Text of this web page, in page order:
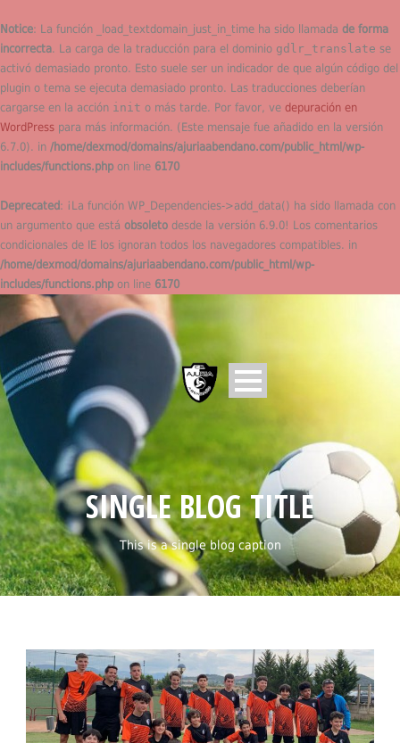
Notice: La función _load_textdomain_just_in_time ha sido llamada de forma
incorrecta. La carga de la traducción para el dominio gdlr_translate se
activó demasiado pronto. Esto suele ser un indicador de que algún código del
plugin o tema se ejecuta demasiado pronto. Las traducciones deberían
cargarse en la acción init o más tarde. Por favor, ve depuración en
WordPress para más información. (Este mensaje fue añadido en la versión
6.7.0). in /home/dexmod/domains/ajuriaabendano.com/public_html/wp-
includes/functions.phpon line 6170
Deprecated: ¡La función WP_Dependencies->add_data() ha sido llamada con
un argumento que está obsoleto desde la versión 6.9.0! Los comentarios
condicionales de IE los ignoran todos los navegadores compatibles. in
/home/dexmod/domains/ajuriaabendano.com/public_html/wp-
includes/functions.phpon line 6170
SINGLE BLOG TITLE
This is a single blog caption